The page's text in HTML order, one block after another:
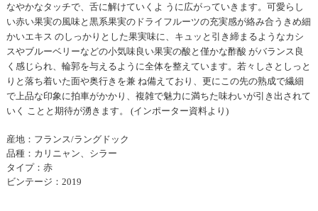
なやかなタッチで、舌に解けていくよ うに広がっていきます。可愛らし
い赤い果実の風味と黒系果実のドライフルーツの充実感が絡み合うきめ細
かいエキス のしっかりとした果実味に、キュッと引き締まるようなカシ
スやブルーベリーなどの小気味良い果実の酸と僅かな酢酸 がバランス良
く感じられ、輪郭を与えるように全体を整えています。若々しさとしっと
りと落ち着いた面や奥行きを兼 ね備えており、更にこの先の熟成で繊細
で上品な印象に拍車がかかり、複雑で魅力に満ちた味わいが引き出されて
いく ことと期待が湧きます。 (インポーター資料より)
産地：フランス/ラングドック
品種：カリニャン、シラー
タイプ：赤
ビンテージ：2019